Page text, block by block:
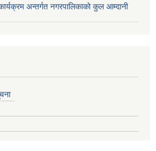
अन्तर्गत नगरपालिकाको कुल आम्दानी